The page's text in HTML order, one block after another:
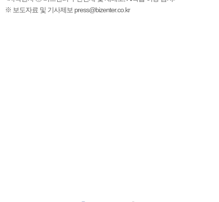
※ 보도자료 및 기사제보 press@bizenter.co.kr